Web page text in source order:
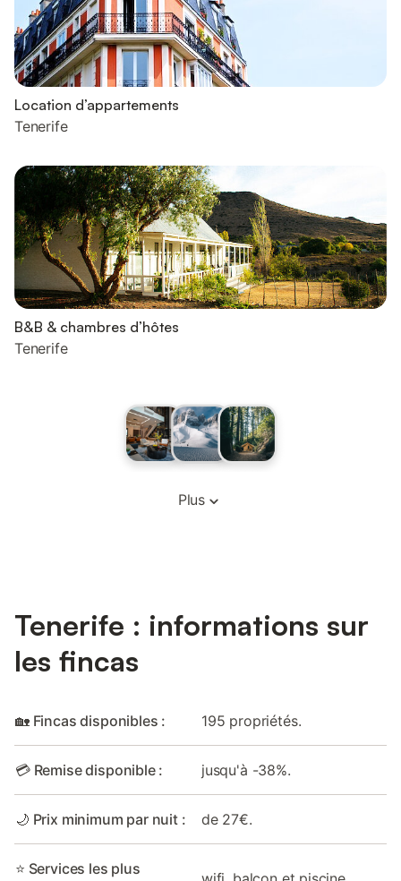
Location d’appartements
Tenerife
B&B & chambres d’hôtes
Tenerife
Plus
Tenerife : informations sur
les fincas
🏡 Fincas disponibles : 195 propriétés.
💳 Remise disponible : jusqu'à -38%.
🌙 Prix minimum par nuit : de 27€.
⭐ Services les plus